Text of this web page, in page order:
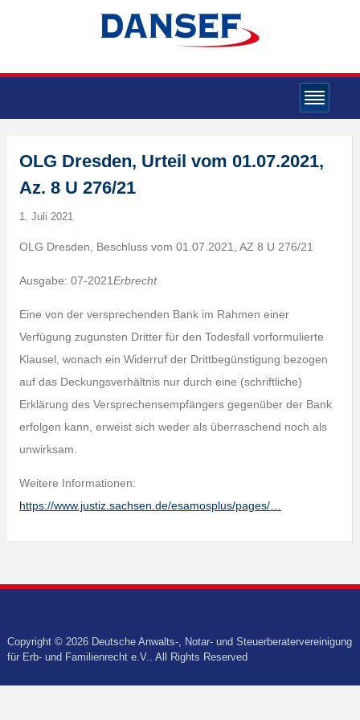
OLG Dresden, Urteil vom 01.07.2021,
Az. 8 U 276/21
1. Juli 2021
OLG Dresden, Beschluss vom 01.07.2021, AZ 8 U 276/21
Ausgabe: 07-2021Erbrecht
Eine von der versprechenden Bank im Rahmen einer
Verfügung zugunsten Dritter für den Todesfall vorformulierte
Klausel, wonach ein Widerruf der Drittbegünstigung bezogen
auf das Deckungsverhältnis nur durch eine (schriftliche)
Erklärung des Versprechensempfängers gegenüber der Bank
erfolgen kann, erweist sich weder als überraschend noch als
unwirksam.
Weitere Informationen:
https://www.justiz.sachsen.de/esamosplus/pages/…
Copyright © 2026 Deutsche Anwalts-, Notar- und Steuerberatervereinigung
für Erb- und Familienrecht e.V.. All Rights Reserved